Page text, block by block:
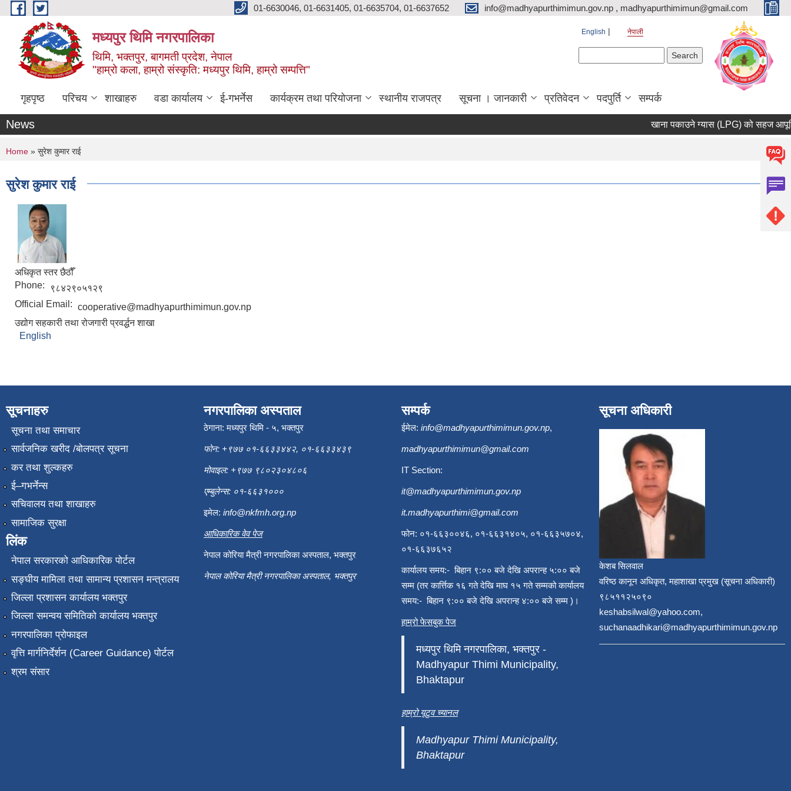
Skip to main content 01-6630046, 01-6631405, 01-6635704, 01-6637652 info@madhyapurthimimun.gov.np , madhyapurthimimun@gmail.com
मध्यपुर थिमि नगरपालिका
थिमि, भक्तपुर, बागमती प्रदेश, नेपाल
"हाम्रो कला, हाम्रो संस्कृति: मध्यपुर थिमि, हाम्रो सम्पत्ति"
English नेपाली
गृहपृष्ठ परिचय शाखाहरु वडा कार्यालय ई-गभर्नेस कार्यक्रम तथा परियोजना स्थानीय राजपत्र सूचना । जानकारी प्रतिवेदन पदपुर्ति सम्पर्क
News खाना पकाउने ग्यास (LPG) को सहज
You are here
Home » सुरेश कुमार राई
सुरेश कुमार राई
अधिकृत स्तर छैठौँ
Phone:
९८४२९०५१२९
Official Email: cooperative@madhyapurthimimun.gov.np
उद्योग सहकारी तथा रोजगारी प्रवर्द्धन शाखा
English
सूचनाहरु
सूचना तथा समाचार
सार्वजनिक खरीद /बोलपत्र सूचना
कर तथा शुल्कहरु
ई–गभर्नेन्स
सचिवालय तथा शाखाहरु
सामाजिक सुरक्षा
लिंक
नेपाल सरकारको आधिकारिक पोर्टल
सङ्‍घीय मामिला तथा सामान्य प्रशासन मन्त्रालय
जिल्ला प्रशासन कार्यालय भक्तपुर
जिल्ला समन्वय समितिको कार्यालय भक्तपुर
नगरपालिका प्रोफाइल
वृत्ति मार्गनिर्देर्शन (Career Guidance) पोर्टल
श्रम संसार
नगरपालिका अस्पताल
ठेगाना: मध्यपुर थिमि - ५, भक्तपुर
फोन: +९७७ ०१-६६३३४४२, ०१-६६३३४३९
मोवाइल: +९७७ ९८०२३०४८०६
एम्बुलेन्स: ०१-६६३१०००
इमेल: info@nkfmh.org.np
आधिकारिक वेव पेज
नेपाल कोरिया मैत्री नगरपालिका अस्पताल, भक्तपुर
नेपाल कोरिया मैत्री नगरपालिका अस्पताल, भक्तपुर
सम्पर्क
ईमेल: info@madhyapurthimimun.gov.np,
madhyapurthimimun@gmail.com
IT Section:
it@madhyapurthimimun.gov.np
it.madhyapurthimi@gmail.com
फोन: ०१-६६३००४६, ०१-६६३१४०५, ०१-६६३५७०४,
०१-६६३७६५२
कार्यालय समय:- बिहान ९:०० बजे देखि अपरान्ह ५:०० बजे
सम्म (तर कार्त्तिक १६ गते देखि माघ १५ गते सम्मको कार्यालय
समय:- बिहान ९:०० बजे देखि अपरान्ह ४:०० बजे सम्म )।
हाम्रो फेसबुक पेज
मध्यपुर थिमि नगरपालिका, भक्तपुर -
Madhyapur Thimi Municipality,
Bhaktapur
हाम्रो यूटुव च्यानल
Madhyapur Thimi Municipality,
Bhaktapur
सूचना अधिकारी
केशब सिलवाल
वरिष्ठ कानून अधिकृत, महाशाखा प्रमुख (सूचना अधिकारी)
९८५११२५०९०
keshabsilwal@yahoo.com,
suchanaadhikari@madhyapurthimimun.gov.np